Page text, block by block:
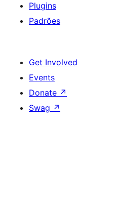
Plugins
Padrões
Get Involved
Events
Donate ↗
Swag ↗